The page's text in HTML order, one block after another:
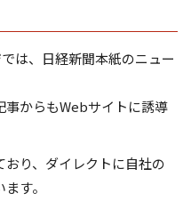
は、日経新聞本紙のニュー
事からもWebサイトに誘導
おり、ダイレクトに自社の
す。